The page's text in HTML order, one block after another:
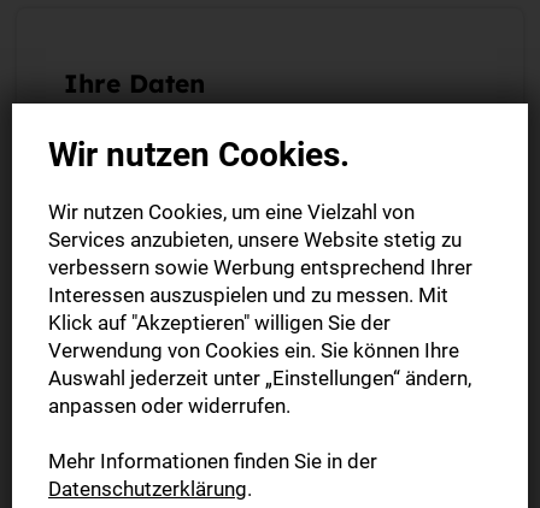
Ihre Daten
Auftragsnummer
Ihre Kunden- und Auftragsnummer finden Sie auf Ihrer
Auftragsbestätigung oder Rechnung.
Vorname *
Wir nutzen Cookies.
Wir nutzen Cookies, um eine Vielzahl von
Services anzubieten, unsere Website stetig zu
verbessern sowie Werbung entsprechend Ihrer
Interessen auszuspielen und zu messen. Mit
Klick auf "Akzeptieren" willigen Sie der
Verwendung von Cookies ein. Sie können Ihre
Auswahl jederzeit unter „Einstellungen“ ändern,
anpassen oder widerrufen.
Mehr Informationen finden Sie in der
Datenschutzerklärung.